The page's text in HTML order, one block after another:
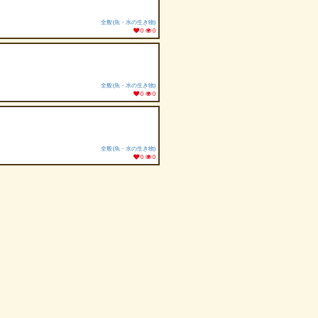
全般(魚・水の生き物)
0
0
全般(魚・水の生き物)
0
0
全般(魚・水の生き物)
0
0